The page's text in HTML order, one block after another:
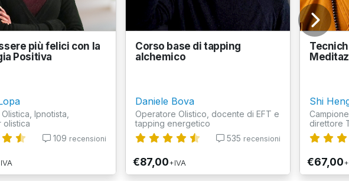
più felici con la
Positiva
Ipnotista,
olistica
109 recensioni
Corso base di tapping
alchemico
Daniele Bova
Operatore Olistico, docente di EFT e
tapping energetico
535 recensioni
€87,00+IVA
Shi
direttore
€67,00